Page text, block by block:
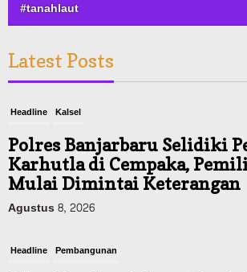
#tanahlaut
Latest Posts
Headline Kalsel
Polres Banjarbaru Selidiki
Karhutla di Cempaka,
Mulai Dimintai Keterangan
Agustus 8, 2026
Headline Pembangunan